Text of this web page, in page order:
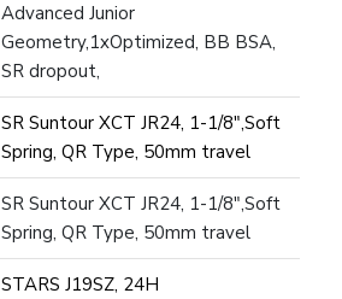
Advanced Junior
Geometry,1xOptimized, BB BSA,
SR dropout,
SR Suntour XCT JR24, 1-1/8",Soft
Spring, QR Type, 50mm travel
SR Suntour XCT JR24, 1-1/8",Soft
Spring, QR Type, 50mm travel
STARS J19SZ, 24H